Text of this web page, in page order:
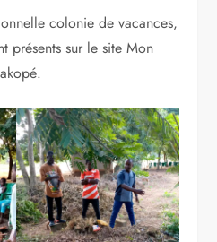
colonie de vacances,
présents sur le site Mon